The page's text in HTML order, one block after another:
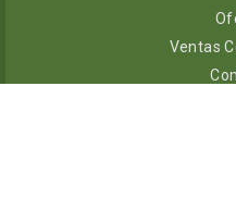
Ventas